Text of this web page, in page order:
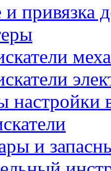
привязка
настройки
и